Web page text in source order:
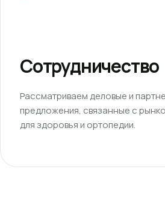
Сотрудничество
Рассматриваем деловые и
предложения, связанные с
для здоровья и ортопедии.